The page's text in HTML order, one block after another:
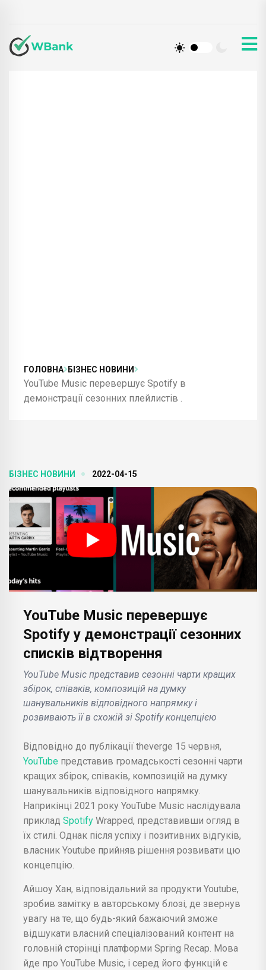
ГОЛОВНА БІЗНЕС НОВИНИ
YouTube Music перевершує Spotify в
демонстрації сезонних плейлистів .
БІЗНЕС НОВИНИ 2022-04-15
YouTube Music перевершує
Spotify у демонстрації сезонних
списків відтворення
YouTube Music представив сезонні чарти кращих
збірок, співаків, композицій на думку
шанувальників відповідного напрямку і
розвивають її в схожій зі Spotify концепцією
Відповідно до публікації theverge 15 червня,
YouTube представив громадськості сезонні чарти
кращих збірок, співаків, композицій на думку
шанувальників відповідного напрямку.
Наприкінці 2021 року YouTube Music наслідувала
приклад Spotify Wrapped, представивши огляд в
їх стилі. Однак після успіху і позитивних відгуків,
власник Youtube прийняв рішення розвивати цю
концепцію.
Айшоу Хан, відповідальний за продукти Youtube,
зробив замітку в авторському блозі, де звернув
увагу на те, що будь-який бажаючий зможе
відшукати власний спеціалізований контент на
головній сторінці платформи Spring Recap. Мова
йде про YouTube Music, і серед його функцій є